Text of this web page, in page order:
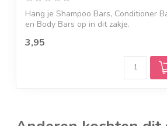
Hang je Shampoo Bars, Conditioner
en Body Bars op in dit zakje.
3,95